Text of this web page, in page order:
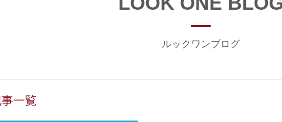
ルックワンブログ
一覧